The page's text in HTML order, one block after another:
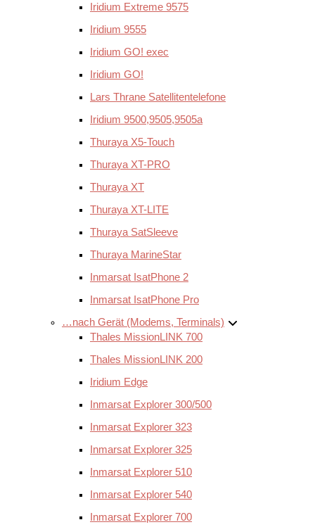
Iridium Extreme 9575
Iridium 9555
Iridium GO! exec
Iridium GO!
Lars Thrane Satellitentelefone
Iridium 9500,9505,9505a
Thuraya X5-Touch
Thuraya XT-PRO
Thuraya XT
Thuraya XT-LITE
Thuraya SatSleeve
Thuraya MarineStar
Inmarsat IsatPhone 2
Inmarsat IsatPhone Pro
…nach Gerät (Modems, Terminals)
Thales MissionLINK 700
Thales MissionLINK 200
Iridium Edge
Inmarsat Explorer 300/500
Inmarsat Explorer 323
Inmarsat Explorer 325
Inmarsat Explorer 510
Inmarsat Explorer 540
Inmarsat Explorer 700